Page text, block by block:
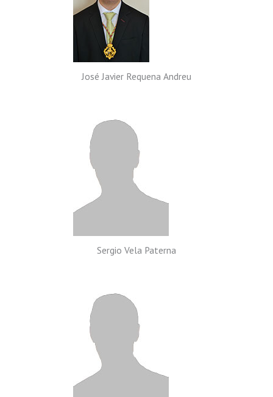
José Javier Requena Andreu
Sergio Vela Paterna